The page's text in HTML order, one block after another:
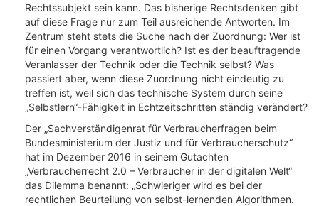
Rechtssubjekt sein kann. Das bisherige Rechtsdenken gibt
auf diese Frage nur zum Teil ausreichende Antworten. Im
Zentrum steht stets die Suche nach der Zuordnung: Wer ist
für einen Vorgang verantwortlich? Ist es der beauftragende
Veranlasser der Technik oder die Technik selbst? Was
passiert aber, wenn diese Zuordnung nicht eindeutig zu
treffen ist, weil sich das technische System durch seine
„Selbstlern“-Fähigkeit in Echtzeitschritten ständig verändert?
Der „Sachverständigenrat für Verbraucherfragen beim
Bundesministerium der Justiz und für Verbraucherschutz“
hat im Dezember 2016 in seinem Gutachten
„Verbraucherrecht 2.0 – Verbraucher in der digitalen Welt“
das Dilemma benannt: „Schwieriger wird es bei der
rechtlichen Beurteilung von selbst-lernenden Algorithmen.